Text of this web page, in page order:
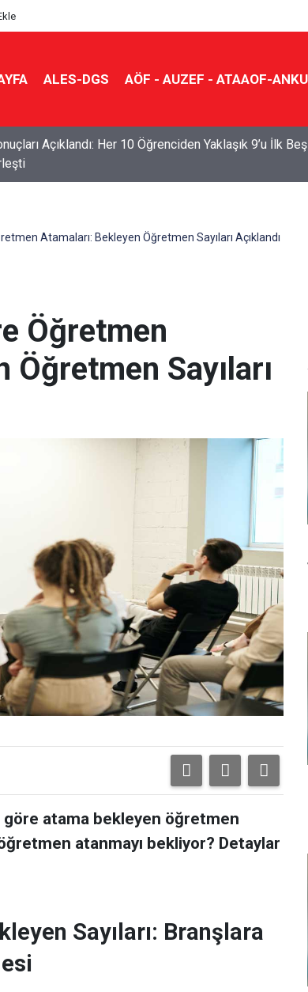
ALES-DGS AÖF - AUZEF - ATAAOF-
Açıklandı: Her 10 Öğrenciden Yaklaşık 9’u İlk Beş
Atamaları: Bekleyen Öğretmen Sayıları Açıklandı
Öğretmen
Sayıları
atama bekleyen öğretmen
atanmayı bekliyor? Detaylar
Sayıları: Branşlara